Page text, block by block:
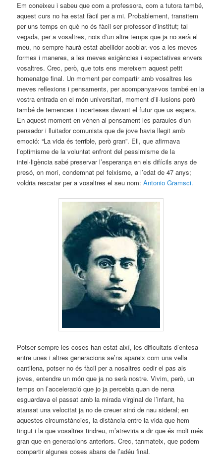
Em coneixeu i sabeu que com a professora, com a tutora també,
aquest curs no ha estat fàcil per a mi. Probablement, transitem
per uns temps en què no és fàcil ser professor d’institut; tal
vegada, per a vosaltres, nois d‘un altre temps que ja no serà el
meu, no sempre haurà estat abellidor acoblar.-vos a les meves
formes i maneres, a les meves exigències i expectatives envers
vosaltres. Crec, però, que tots ens mereixem aquest petit
homenatge final. Un moment per compartir amb vosaltres les
meves reflexions i pensaments, per acompanyar-vos també en la
vostra entrada en el món universitari, moment d’il·lusions però
també de temences i incerteses davant el futur que us espera.
En aquest moment en vénen al pensament les paraules d’un
pensador i lluitador comunista que de jove havia llegit amb
emoció: “La vida és terrible, però gran”. Ell, que afirmava
l’optimisme de la voluntat enfront del pessimisme de la
intel·ligència sabé preservar l’esperança en els difícils anys de
presó, on morí, condemnat pel feixisme, a l’edat de 47 anys;
voldria rescatar per a vosaltres el seu nom:Antonio Gramsci.
Potser sempre les coses han estat així, les dificultats d’entesa
entre unes i altres generacions se’ns apareix com una vella
cantilena, potser no és fàcil per a nosaltres cedir el pas als
joves, entendre un món que ja no serà nostre. Vivim, però, un
temps on l’acceleració que jo ja percebia quan de nena
esguardava el passat amb la mirada virginal de l’infant, ha
atansat una velocitat ja no de creuer sinó de nau sideral; en
aquestes circumstàncies, la distància entre la vida que hem
tingut i la que vosaltres tindreu, m’atreviria a dir que és molt més
gran que en generacions anteriors. Crec, tanmateix, que podem
compartir algunes coses abans de l’adéu final.